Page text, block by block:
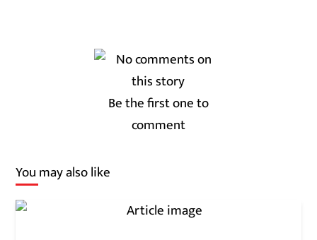
Be the first one to
comment
You may also like